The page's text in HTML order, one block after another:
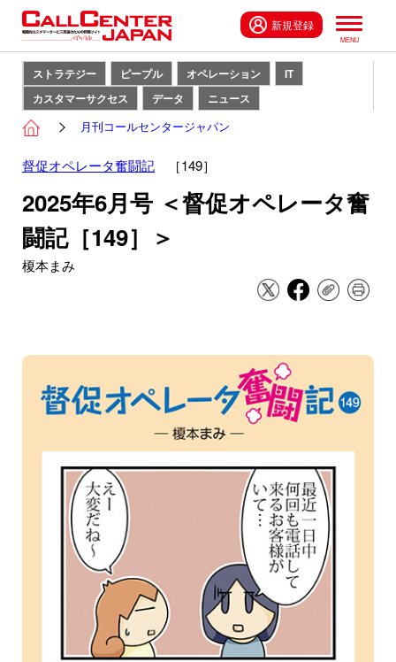
新規登録
ストラテジー ピープル オペレーション
IT
カスタマーサクセス
データ ニュース
月刊コールセンタージャパン
督促オペレータ奮闘記 ［149］
2025年6月号 ＜督促オペレータ奮
闘記［149］＞
榎本まみ